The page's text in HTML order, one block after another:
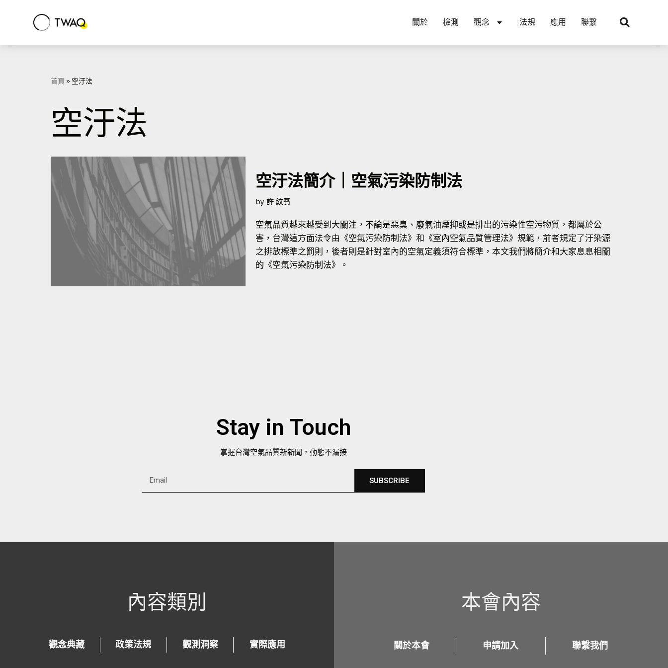
關於 檢測 觀念 法規 應用 聯繫
首頁 » 空汙法
空汙法
空汙法簡介｜空氣污染防制法
by 許 紋賓
空氣品質越來越受到大關注，不論是惡臭、廢氣油煙抑或是排出的污染性空污物質，都屬於公
害，台灣這方面法令由《空氣污染防制法》和《室內空氣品質管理法》規範，前者規定了汙染源
之排放標準之罰則，後者則是針對室內的空氣定義須符合標準，本文我們將簡介和大家息息相關
的《空氣污染防制法》。
Stay in Touch
掌握台灣空氣品質新新聞，動態不漏接
SUBSCRIBE
內容類別
觀念典藏 政策法規 觀測洞察 實際應用
本會內容
關於本會 申請加入 聯繫我們